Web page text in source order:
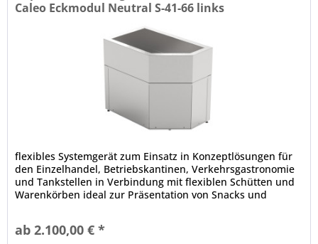
Caleo Eckmodul Neutral S-41-66 links
flexibles Systemgerät zum Einsatz in Konzeptlösungen für
den Einzelhandel, Betriebskantinen, Verkehrsgastronomie
und Tankstellen in Verbindung mit flexiblen Schütten und
Warenkörben ideal zur Präsentation von Snacks und
Innenwanne, dicht verschweißt, in Hygieneausführung...
ab 2.100,00 € *